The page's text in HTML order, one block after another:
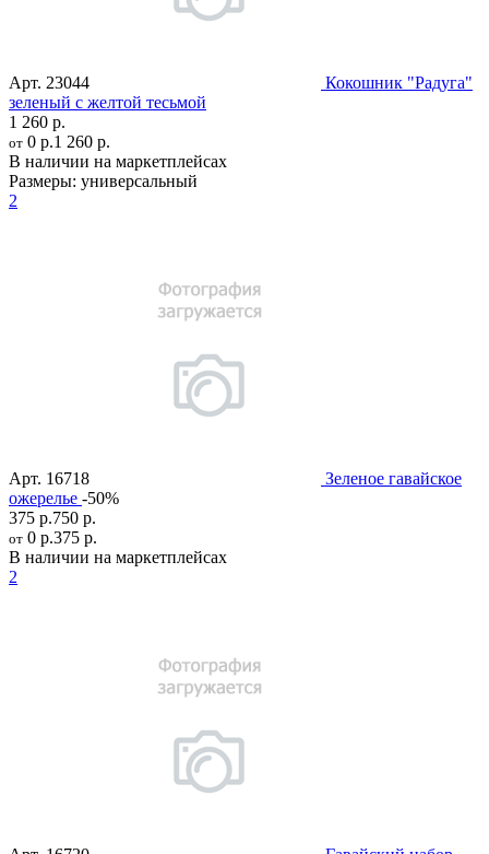
Арт. 23044
Кокошник "Радуга"
зеленый с желтой тесьмой
1 260 р.
от 0 р.1 260 р.
В наличии на маркетплейсах
Размеры: универсальный
2
Арт. 16718
Зеленое гавайское
ожерелье -50%
375 р.750 р.
от 0 р.375 р.
В наличии на маркетплейсах
2